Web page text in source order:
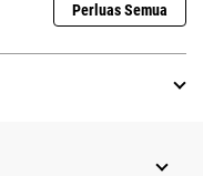
Perluas Semua